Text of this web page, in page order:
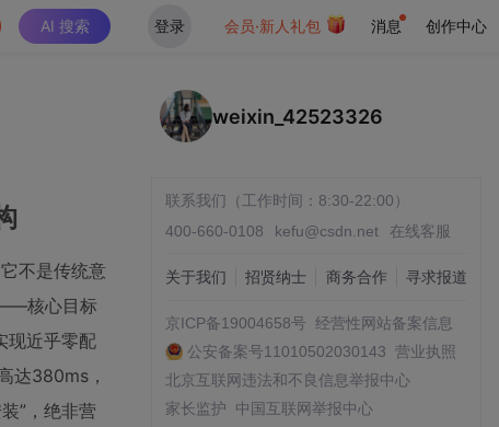
AI 搜索 登录 会员·新人礼包 消息 创作中心
不是传统意
核心目标
现近乎零配
达380ms，
”，绝非营
weixin_42523326
联系我们（工作时间：8:30-22:00）
400-660-0108
kefu@csdn.net 在线客服
关于我们 招贤纳士 商务合作 寻求报道
京ICP备19004658号 经营性网站备案信息
公安备案号11010502030143 营业执照
北京互联网违法和不良信息举报中心
家长监护
中国互联网举报中心